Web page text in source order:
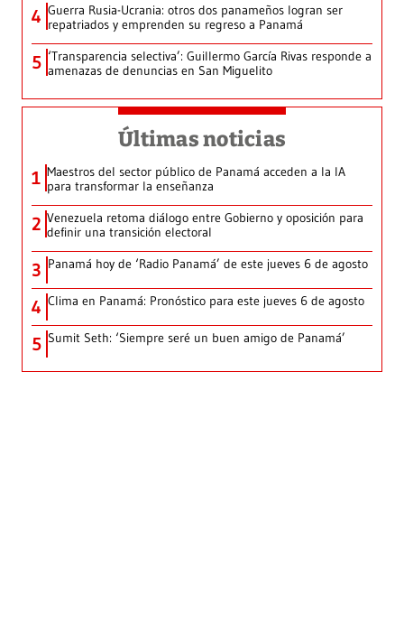
4 Guerra Rusia-Ucrania: otros dos panameños logran ser
repatriados y emprenden su regreso a Panamá
5 ‘Transparencia selectiva’: Guillermo García Rivas responde a
amenazas de denuncias en San Miguelito
Últimas noticias
1 Maestros del sector público de Panamá acceden a la IA
para transformar la enseñanza
2 Venezuela retoma diálogo entre Gobierno y oposición para
definir una transición electoral
3 Panamá hoy de ‘Radio Panamá’ de este jueves 6 de agosto
4 Clima en Panamá: Pronóstico para este jueves 6 de agosto
5 Sumit Seth: ‘Siempre seré un buen amigo de Panamá’